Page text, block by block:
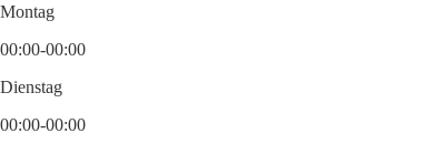
Montag
00:00-00:00
Dienstag
00:00-00:00